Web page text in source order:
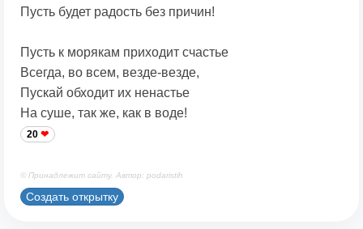
Пусть будет радость без причин!
Пусть к морякам приходит счастье
Всегда, во всем, везде-везде,
Пускай обходит их ненастье
На суше, так же, как в воде!
20
© Принадлежит сайту. Автор: podaristih
Создать открытку